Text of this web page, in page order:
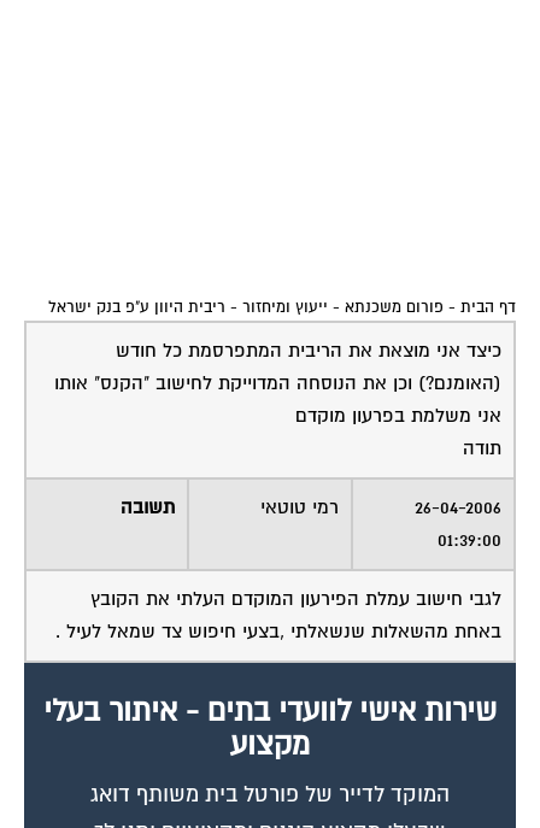
כיצד אני מוצאת את הריבית המתפרסמת כל חודש
(האומנם?) וכן את הנוסחה המדוייקת לחישוב "הקנס" אותו
אני משלמת בפרעון מוקדם
תודה
26-04-2006
01:39:00
רמי טוטאי תשובה
לגבי חישוב עמלת הפירעון המוקדם העלתי את הקובץ
באחת מהשאלות שנשאלתי ,בצעי חיפוש צד שמאל לעיל .
מקצוע
המוקד לדייר של פורטל בית משותף דואג
שבעלי מקצוע הוגנים ומקצועיים יתנו לך